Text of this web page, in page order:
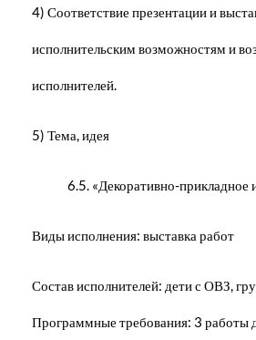
4) Соответствие презентации и
исполнительским возможностям и
исполнителей.
5) Тема, идея
6.5. «Декоративно-прикладное
Виды исполнения: выставка работ
Состав исполнителей: дети с ОВЗ,
Программные требования: 3 работы